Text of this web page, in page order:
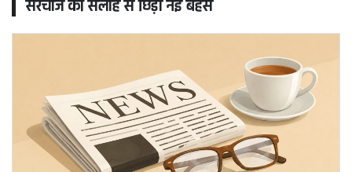
सरचार्ज की सलाह से छिड़ी नई बहस